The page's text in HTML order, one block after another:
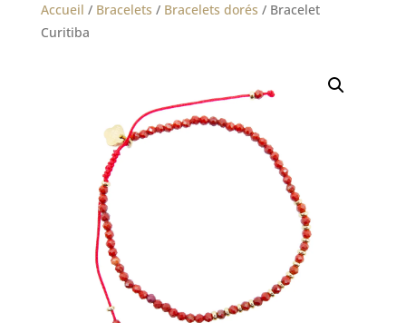
Accueil / Bracelets / Bracelets dorés / Bracelet
Curitiba